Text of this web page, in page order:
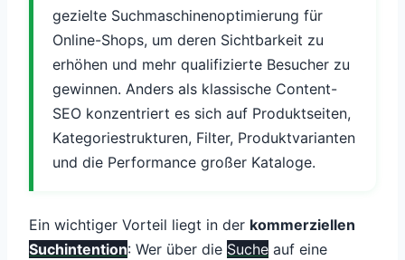
gezielte Suchmaschinenoptimierung für
Online-Shops, um deren Sichtbarkeit zu
erhöhen und mehr qualifizierte Besucher zu
gewinnen. Anders als klassische Content-
SEO konzentriert es sich auf Produktseiten,
Kategoriestrukturen, Filter, Produktvarianten
und die Performance großer Kataloge.
Ein wichtiger Vorteil liegt in der kommerziellen
Suchintention: Wer über die Suche auf eine